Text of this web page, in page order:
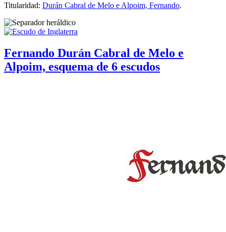
Titularidad: Durán Cabral de Melo e Alpoim, Fernando.
Fernando Durán Cabral de Melo e
Alpoim, esquema de 6 escudos